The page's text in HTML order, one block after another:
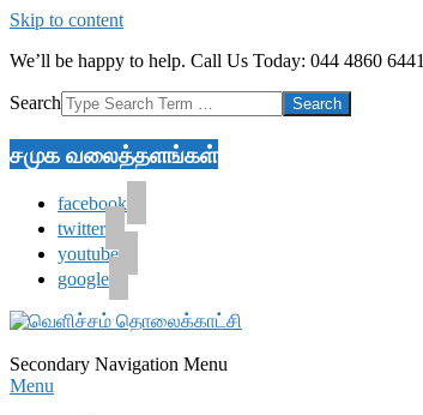
Skip to content
We’ll be happy to help. Call Us Today: 044 4860 6441
Search
சமுக வலைத்தளங்கள்
facebook
twitter
youtube
google
Secondary Navigation Menu
Menu